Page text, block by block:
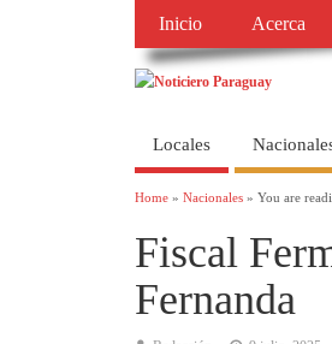
Inicio Acerca
Locales
Home » Nacionales » You are
Fiscal
Fernanda